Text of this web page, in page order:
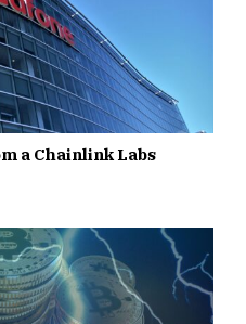
a Chainlink Labs